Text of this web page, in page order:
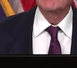
Aksaray
Bayburt
Karaman